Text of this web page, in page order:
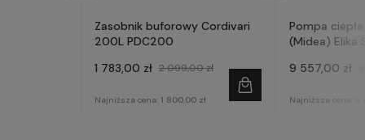
Zasobnik buforowy Cordivari
200L PDC200
1 783,00 zł 2 099,00 zł
Najniższa cena: 1 800,00 zł
Pompa
(Midea) Elika
9 557,00 zł
Najniższa cena: